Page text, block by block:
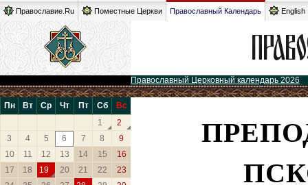
Православие.Ru Поместные Церкви Православный Календарь English
Православный Церковный календарь 2026
Пн Вт Ср Чт Пт Сб
Вс
1
2
3
4 5 6 7 8
9
10
11 12 13 14 15
16
17
18 19 20 21 22
23